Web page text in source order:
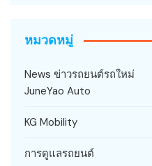
หมวดหมู่
News ข่าวรถยนต์รถใหม่
JuneYao Auto
KG Mobility
การดูแลรถยนต์